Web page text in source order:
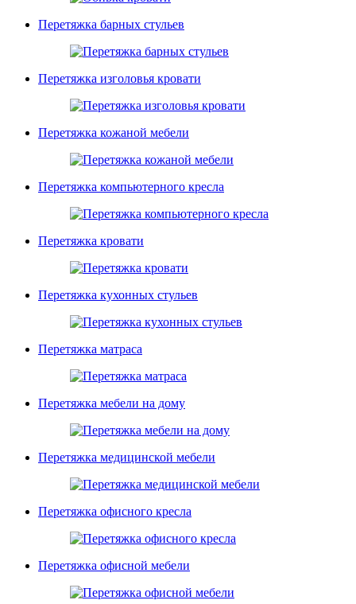
Перетяжка барных стульев
Перетяжка изголовья кровати
Перетяжка кожаной мебели
Перетяжка компьютерного кресла
Перетяжка кровати
Перетяжка кухонных стульев
Перетяжка матраса
Перетяжка мебели на дому
Перетяжка медицинской мебели
Перетяжка офисного кресла
Перетяжка офисной мебели